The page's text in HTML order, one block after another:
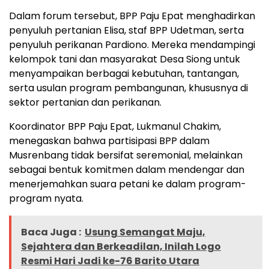
Dalam forum tersebut, BPP Paju Epat menghadirkan
penyuluh pertanian Elisa, staf BPP Udetman, serta
penyuluh perikanan Pardiono. Mereka mendampingi
kelompok tani dan masyarakat Desa Siong untuk
menyampaikan berbagai kebutuhan, tantangan,
serta usulan program pembangunan, khususnya di
sektor pertanian dan perikanan.
Koordinator BPP Paju Epat, Lukmanul Chakim,
menegaskan bahwa partisipasi BPP dalam
Musrenbang tidak bersifat seremonial, melainkan
sebagai bentuk komitmen dalam mendengar dan
menerjemahkan suara petani ke dalam program-
program nyata.
Baca Juga : Usung Semangat Maju,
Sejahtera dan Berkeadilan, Inilah Logo
Resmi Hari Jadi ke-76 Barito Utara